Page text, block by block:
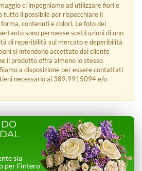
ci impegniamo ad utilizzare fiori e
tutto il possibile per rispecchiare il
contenuti e colori. Le foto dei
sono permesse sostituzioni di uno
di reperibilità sul mercato e deperibilità
si intendono accettate dal cliente
il prodotto offra almeno lo stesso
a disposizione per essere contattati
necessario al 389.9915094 e/o
sia
per l’intero